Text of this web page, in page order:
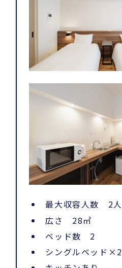
最大収容人数 2人
広さ 28㎡
ベッド数 2
シングルベッド×2